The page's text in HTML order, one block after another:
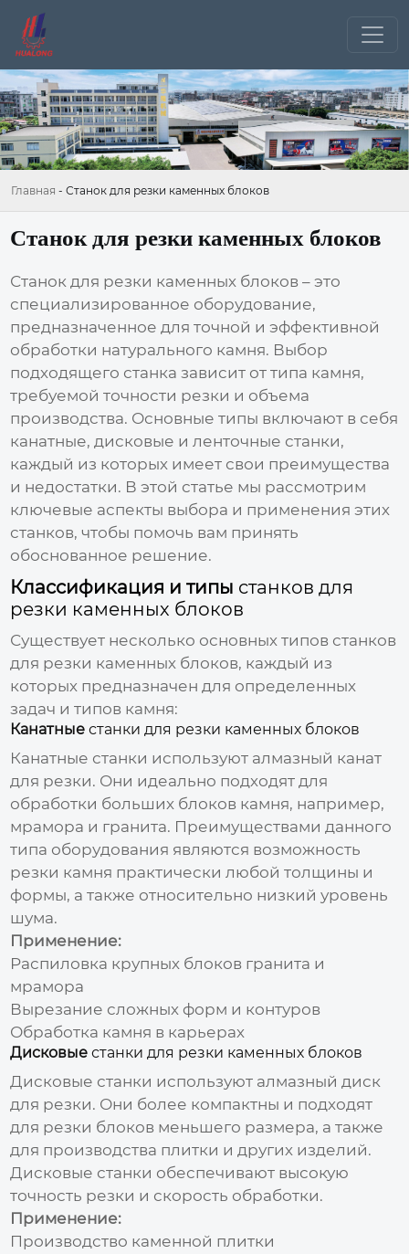
Главная - Станок для резки каменных блоков
Станок для резки каменных блоков
Станок для резки каменных блоков – это
специализированное оборудование,
предназначенное для точной и эффективной
обработки натурального камня. Выбор
подходящего станка зависит от типа камня,
требуемой точности резки и объема
производства. Основные типы включают в себя
канатные, дисковые и ленточные станки,
каждый из которых имеет свои преимущества
и недостатки. В этой статье мы рассмотрим
ключевые аспекты выбора и применения этих
станков, чтобы помочь вам принять
обоснованное решение.
Классификация и типы станков для
резки каменных блоков
Существует несколько основных типов станков
для резки каменных блоков, каждый из
которых предназначен для определенных
задач и типов камня:
Канатныестанки для резки каменных блоков
Канатные станки используют алмазный канат
для резки. Они идеально подходят для
обработки больших блоков камня, например,
мрамора и гранита. Преимуществами данного
типа оборудования являются возможность
резки камня практически любой толщины и
формы, а также относительно низкий уровень
шума.
Применение:
Распиловка крупных блоков гранита и
мрамора
Вырезание сложных форм и контуров
Обработка камня в карьерах
Дисковыестанки для резки каменных блоков
Дисковые станки используют алмазный диск
для резки. Они более компактны и подходят
для резки блоков меньшего размера, а также
для производства плитки и других изделий.
Дисковые станки обеспечивают высокую
точность резки и скорость обработки.
Применение:
Производство каменной плитки